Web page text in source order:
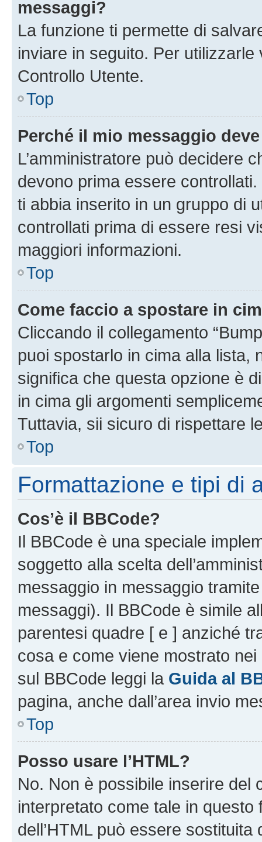
messaggi?
La funzione ti permette di
inviare in seguito. Per utilizzarle
Controllo Utente.
Top
Perché il mio messaggio
L’amministratore può decidere
devono prima essere
ti abbia inserito in un gruppo di
controllati prima di essere resi
maggiori informazioni.
Top
Come faccio a spostare in
Cliccando il collegamento
puoi spostarlo in cima alla lista,
significa che questa opzione è
in cima gli argomenti
Tuttavia, sii sicuro di rispettare
Top
Formattazione e tipi di
Cos’è il BBCode?
Il BBCode è una speciale
soggetto alla scelta
messaggio in messaggio
messaggi). Il BBCode è simile
parentesi quadre [ e ] anziché
cosa e come viene mostrato
sul BBCode leggi la Guida al
pagina, anche dall’area invio
Top
Posso usare l’HTML?
No. Non è possibile inserire del
interpretato come tale in
dell’HTML può essere sostituita